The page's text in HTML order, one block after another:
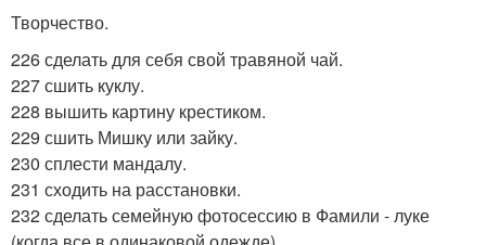
Творчество.
226 сделать для себя свой травяной чай.
227 сшить куклу.
228 вышить картину крестиком.
229 сшить Мишку или зайку.
230 сплести мандалу.
231 сходить на расстановки.
232 сделать семейную фотосессию в Фамили - луке